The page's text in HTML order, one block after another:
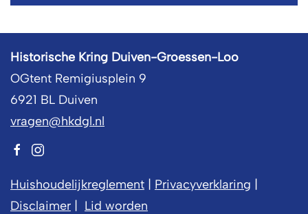
Historische Kring Duiven-Groessen-Loo
OGtent Remigiusplein 9
6921 BL Duiven
vragen@hkdgl.nl
Huishoudelijkreglement | Privacyverklaring |
Disclaimer | Lid worden